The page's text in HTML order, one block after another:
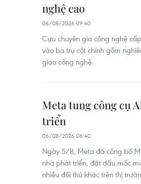
nghệ cao
06/08/2026 09:40
Cựu chuyên gia công nghệ
vào ba trụ cột chính gồm
giao công nghệ.
Meta tung công cụ
triển
06/08/2026 06:40
Ngày 5/8, Meta đã công bố
nhà phát triển, đặt dấu mốc
nhiều đối thủ khác trên thị